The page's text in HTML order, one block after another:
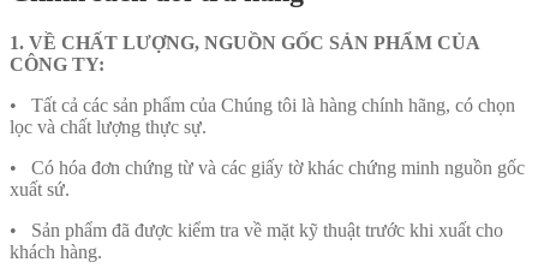
1. VỀ CHẤT LƯỢNG, NGUỒN GỐC SẢN PHẨM CỦA
CÔNG TY:
• Tất cả các sản phẩm của Chúng tôi là hàng chính hãng, có chọn
lọc và chất lượng thực sự.
• Có hóa đơn chứng từ và các giấy tờ khác chứng minh nguồn gốc
xuất sứ.
• Sản phẩm đã được kiểm tra về mặt kỹ thuật trước khi xuất cho
khách hàng.